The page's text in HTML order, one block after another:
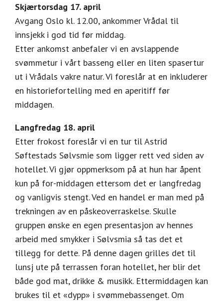
Skjærtorsdag 17. april
Avgang Oslo kl. 12.00, ankommer Vrådal til
innsjekk i god tid før middag.
Etter ankomst anbefaler vi en avslappende
svømmetur i vårt basseng eller en liten spasertur
ut i Vrådals vakre natur. Vi foreslår at en inkluderer
en historiefortelling med en aperitiff før
middagen.
Langfredag 18. april
Etter frokost foreslår vi en tur til Astrid
Søftestads Sølvsmie som ligger rett ved siden av
hotellet. Vi gjør oppmerksom på at hun har åpent
kun på for-middagen ettersom det er langfredag
og vanligvis stengt. Ved en handel er man med på
trekningen av en påskeoverraskelse. Skulle
gruppen ønske en egen presentasjon av hennes
arbeid med smykker i Sølvsmia så tas det et
tillegg for dette. På denne dagen grilles det til
lunsj ute på terrassen foran hotellet, her blir det
både god mat, drikke & musikk. Ettermiddagen kan
brukes til et «dypp» i svømmebassenget. Om